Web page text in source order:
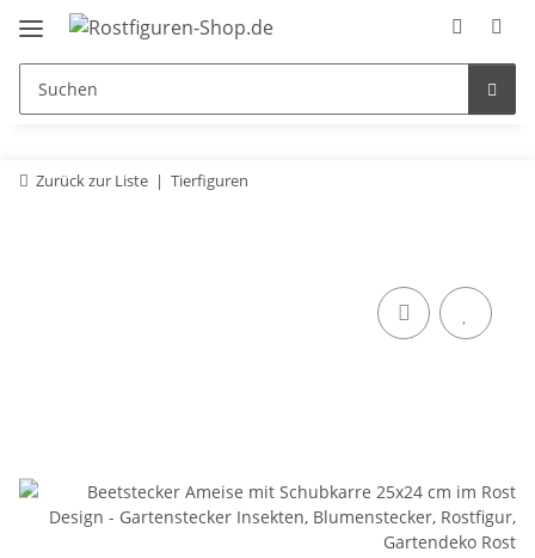
Zurück zur Liste Tierfiguren